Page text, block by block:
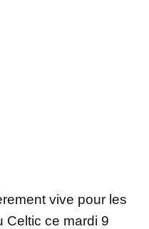
vive pour les
Celtic ce mardi 9